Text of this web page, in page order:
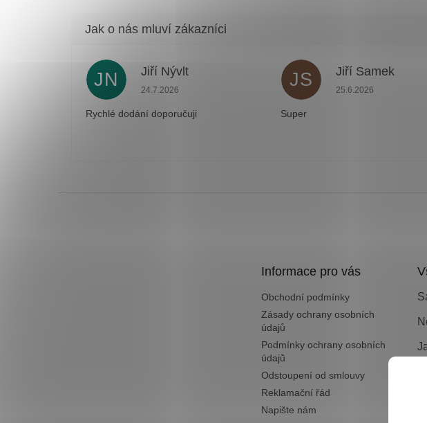
JN Jiří Nývlt
Hodnocení obchodu je 5 z 5 hvězdiček.
24.7.2026
Rychlé dodání doporučuji
JS Jiří Samek
Hodnocení
25.6.2026
Super
Informace pro vás
Obchodní podmínky
Zásady ochrany osobních
údajů
Podmínky ochrany osobních
údajů
Odstoupení od smlouvy
Reklamační řád
Napište nám